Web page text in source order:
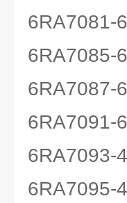
6RA7081-
6RA7085-
6RA7087-
6RA7091-
6RA7093-
6RA7095-